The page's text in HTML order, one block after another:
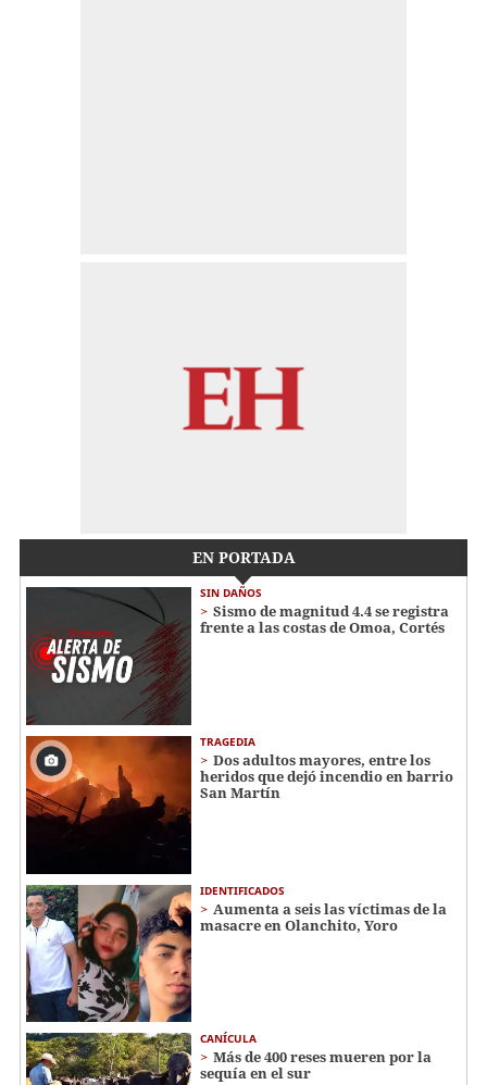
EN PORTADA
SIN DAÑOS
Sismo de magnitud 4.4 se registra
frente a las costas de Omoa, Cortés
TRAGEDIA
Dos adultos mayores, entre los
heridos que dejó incendio en barrio
San Martín
IDENTIFICADOS
Aumenta a seis las víctimas de la
masacre en Olanchito, Yoro
CANÍCULA
Más de 400 reses mueren por la
sequía en el sur